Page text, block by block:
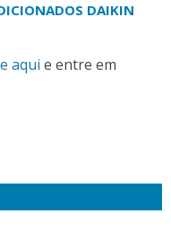
DAIKIN
aqui e entre em